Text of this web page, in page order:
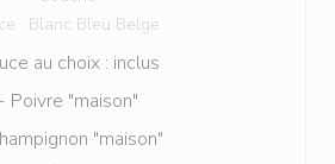
: Blanc Bleu Belge
au choix : inclus
- Poivre "maison"
"maison"